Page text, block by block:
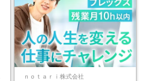
ｎｏｔａｒｉ株式会社